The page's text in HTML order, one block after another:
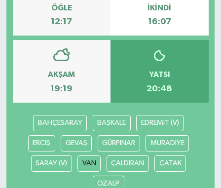
ÖĞLE
12:17
İKINDI
16:07
AKŞAM
19:19
YATSI
20:48
BAHÇESARAY BAŞKALE EDREMİT (V)
ERCİŞ GEVAŞ GÜRPINAR MURADİYE
SARAY (V) VAN ÇALDIRAN ÇATAK
ÖZALP